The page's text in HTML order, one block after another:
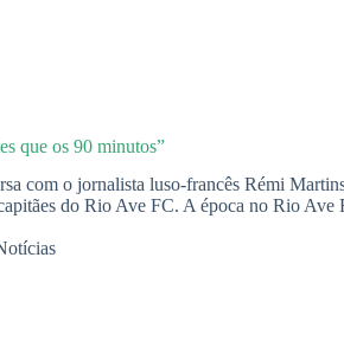
que os 90 minutos”
com o jornalista luso-francês Rémi
do Rio Ave FC. A época no Rio Ave